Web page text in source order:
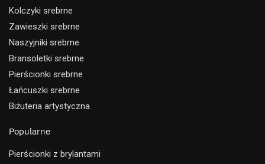
Kolczyki srebrne
Zawieszki srebrne
Naszyjniki srebrne
Bransoletki srebrne
Pierścionki srebrne
Łańcuszki srebrne
Biżuteria artystyczna
Popularne
Pierścionki z brylantami